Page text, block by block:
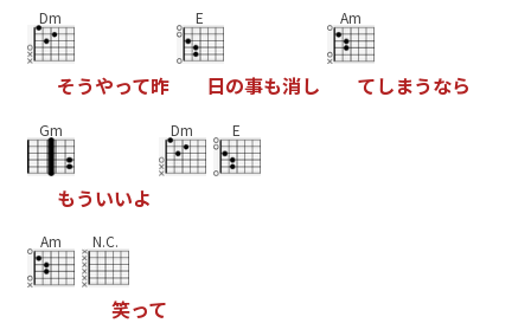
Dm
そうやって昨
E
日の事も消し
Am
てしまうなら
Gm
もういいよ
Dm E
Am N.C.
笑って